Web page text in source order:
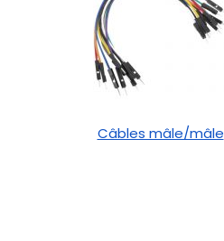
Câbles mâle/mâle